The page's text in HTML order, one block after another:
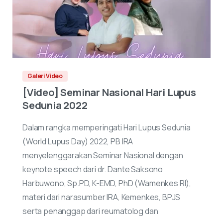
Galeri Video
[Video] Seminar Nasional Hari Lupus
Sedunia 2022
Dalam rangka memperingati Hari Lupus Sedunia
(World Lupus Day) 2022, PB IRA
menyelenggarakan Seminar Nasional dengan
keynote speech dari dr. Dante Saksono
Harbuwono, Sp.PD, K-EMD, PhD (Wamenkes RI),
materi dari narasumber IRA, Kemenkes, BPJS
serta penanggap dari reumatolog dan